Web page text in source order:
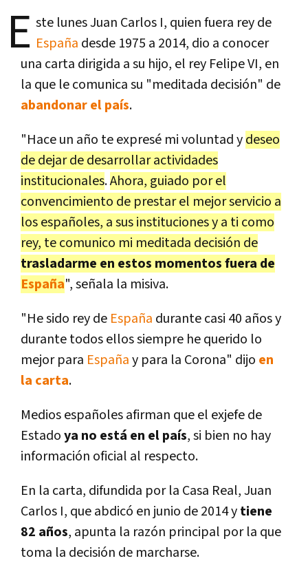
E ste lunes Juan Carlos I, quien fuera rey de
España desde 1975 a 2014, dio a conocer
una carta dirigida a su hijo, el rey Felipe VI, en
la que le comunica su "meditada decisión" de
abandonar el país.
"Hace un año te expresé mi voluntad ydeseo
de dejar de desarrollar actividades
institucionales.Ahora, guiado por el
convencimiento de prestar el mejor servicio a
los españoles, a sus instituciones y a ti como
rey, te comunico mi meditada decisión de
trasladarme en estos momentos fuera de
España", señala la misiva.
"He sido rey de España durante casi 40 años y
durante todos ellos siempre he querido lo
mejor para Españay para la Corona" dijo en
la carta.
Medios españoles afirman que el exjefe de
Estadoya no está en el país, si bien no hay
información oficial al respecto.
En la carta, difundida por la Casa Real, Juan
Carlos I, que abdicó en junio de 2014 ytiene
82 años, apunta la razón principal por la que
toma la decisión de marcharse.